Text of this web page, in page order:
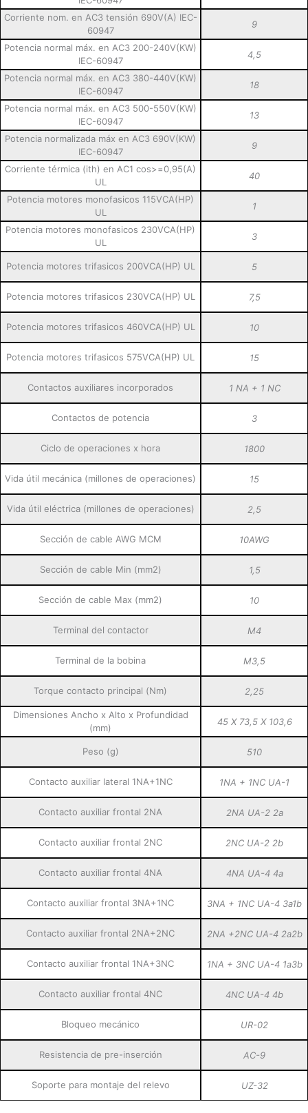
Corriente nom. en AC3 tensión 690V(A) IEC-
60947
9
Potencia normal máx. en AC3 200-240V(KW)
IEC-60947
4,5
Potencia normal máx. en AC3 380-440V(KW)
IEC-60947
18
Potencia normal máx. en AC3 500-550V(KW)
IEC-60947
13
Potencia normalizada máx en AC3 690V(KW)
IEC-60947
9
Corriente térmica (ith) en AC1 cos>=0,95(A)
UL
40
Potencia motores monofasicos 115VCA(HP)
UL
1
Potencia motores monofasicos 230VCA(HP)
UL
3
Potencia motores trifasicos 200VCA(HP) UL 5
Potencia motores trifasicos 230VCA(HP) UL 7,5
Potencia motores trifasicos 460VCA(HP) UL 10
Potencia motores trifasicos 575VCA(HP) UL 15
Contactos auxiliares incorporados 1 NA + 1 NC
Contactos de potencia 3
Ciclo de operaciones x hora 1800
Vida útil mecánica (millones de operaciones) 15
Vida útil eléctrica (millones de operaciones) 2,5
Sección de cable AWG MCM 10AWG
Sección de cable Min (mm2) 1,5
Sección de cable Max (mm2) 10
Terminal del contactor M4
Terminal de la bobina M3,5
Torque contacto principal (Nm) 2,25
Dimensiones Ancho x Alto x Profundidad
(mm)
45 X 73,5 X 103,6
Peso (g) 510
Contacto auxiliar lateral 1NA+1NC 1NA + 1NC UA-1
Contacto auxiliar frontal 2NA 2NA UA-2 2a
Contacto auxiliar frontal 2NC 2NC UA-2 2b
Contacto auxiliar frontal 4NA 4NA UA-4 4a
Contacto auxiliar frontal 3NA+1NC 3NA + 1NC UA-4 3a1b
Contacto auxiliar frontal 2NA+2NC 2NA +2NC UA-4 2a2b
Contacto auxiliar frontal 1NA+3NC 1NA + 3NC UA-4 1a3b
Contacto auxiliar frontal 4NC 4NC UA-4 4b
Bloqueo mecánico UR-02
Resistencia de pre-inserción AC-9
Soporte para montaje del relevo UZ-32